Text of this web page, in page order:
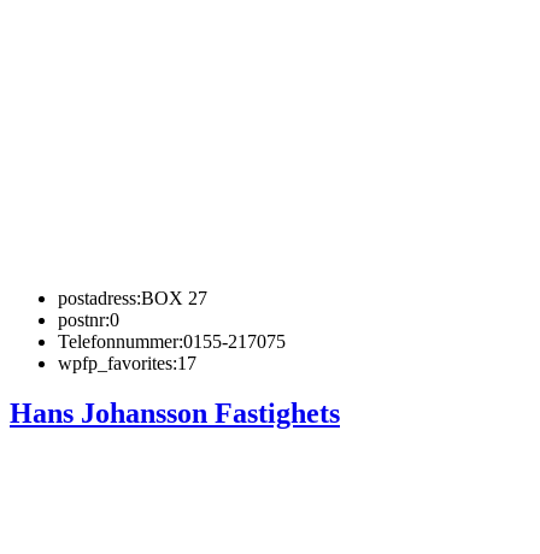
postadress:BOX 27
postnr:0
Telefonnummer:0155-217075
wpfp_favorites:17
Hans Johansson Fastighets